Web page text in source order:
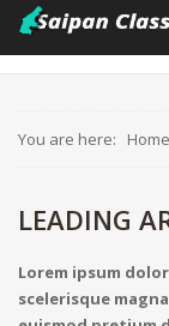
You are here: Home
LEADING
Lorem ipsum
scelerisque